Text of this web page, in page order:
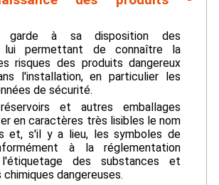
garde à sa disposition des
lui permettant de connaître la
risques des produits dangereux
l'installation, en particulier les
de sécurité.
et autres emballages
en caractères très lisibles le nom
et, s'il y a lieu, les symboles de
à la réglementation
des substances et
dangereuses.